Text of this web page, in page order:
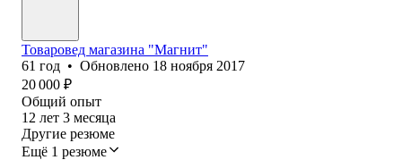
Товаровед магазина "Магнит"
61 год • Обновлено 18 ноября 2017
20 000 ₽
Общий опыт
12 лет 3 месяца
Другие резюме
Ещё 1 резюме